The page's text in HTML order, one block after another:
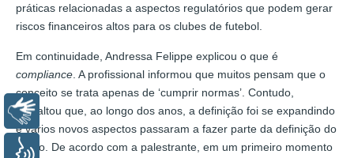
práticas relacionadas a aspectos regulatórios que podem gerar
riscos financeiros altos para os clubes de futebol.
Em continuidade, Andressa Felippe explicou o que é
compliance . A profissional informou que muitos pensam que o
conceito se trata apenas de ‘cumprir normas’. Contudo,
ressaltou que, ao longo dos anos, a definição foi se expandindo
e vários novos aspectos passaram a fazer parte da definição do
termo. De acordo com a palestrante, em um primeiro momento
Libras
Voz